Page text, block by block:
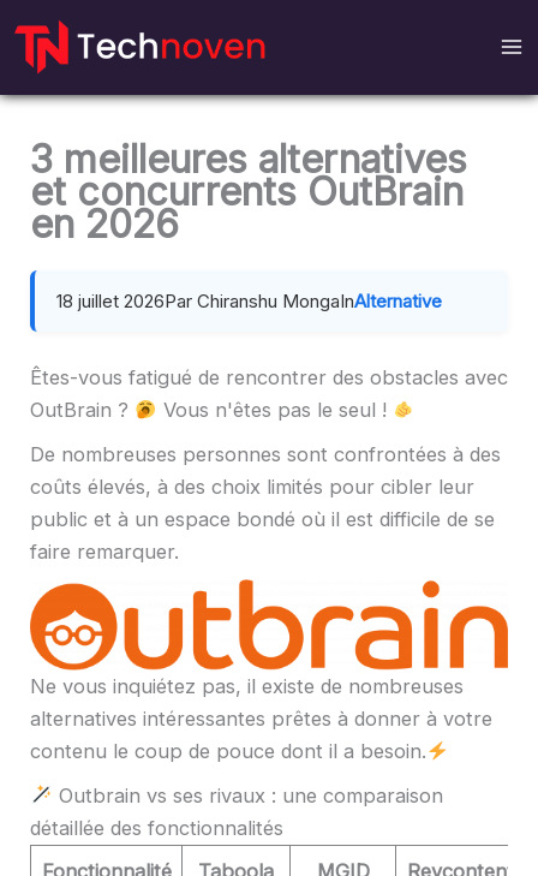
Passer
contenu
3 meilleures alternatives
et concurrents OutBrain
en 2026
18 juillet 2026Par Chiranshu MongaInAlternative
Êtes-vous fatigué de rencontrer des obstacles avec
OutBrain ?
Vous n'êtes pas le seul !
De nombreuses personnes sont confrontées à des
coûts élevés, à des choix limités pour cibler leur
public et à un espace bondé où il est difficile de se
faire remarquer.
Ne vous inquiétez pas, il existe de nombreuses
alternatives intéressantes prêtes à donner à votre
contenu le coup de pouce dont il a besoin.
Outbrain vs ses rivaux : une comparaison
détaillée des fonctionnalités
Fonctionnalité
Taboola MGID Revcontent